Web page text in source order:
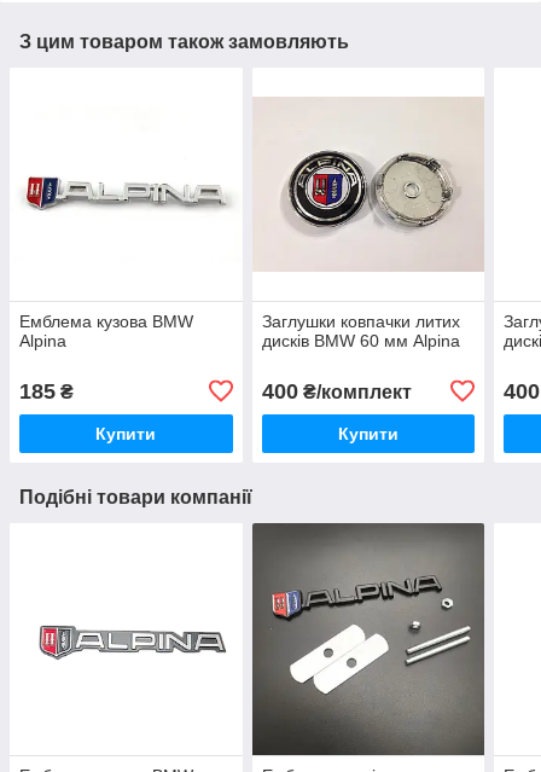
З цим товаром також замовляють
Емблема кузова BMW
Alpina
185 ₴
Купити
Заглушки ковпачки литих
дисків BMW 60 мм Alpina
400₴/комплект
Купити
400
Подібні товари компанії